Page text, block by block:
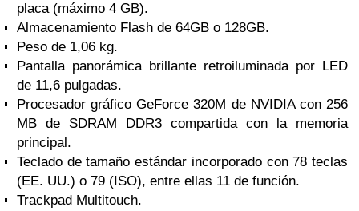
placa (máximo 4 GB).
Almacenamiento Flash de 64GB o 128GB.
Peso de 1,06 kg.
Pantalla panorámica brillante retroiluminada por LED
de 11,6 pulgadas.
Procesador gráfico GeForce 320M de NVIDIA con 256
MB de SDRAM DDR3 compartida con la memoria
principal.
Teclado de tamaño estándar incorporado con 78 teclas
(EE. UU.) o 79 (ISO), entre ellas 11 de función.
Trackpad Multitouch.